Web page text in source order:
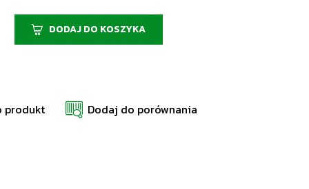
DODAJ DO KOSZYKA
produkt Dodaj do porównania